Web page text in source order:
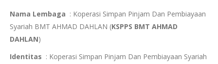
Nama Lembaga : Koperasi Simpan Pinjam Dan Pembiayaan
Syariah BMT AHMAD DAHLAN (KSPPS BMT AHMAD
DAHLAN)
Identitas : Koperasi Simpan Pinjam Dan Pembiayaan Syariah